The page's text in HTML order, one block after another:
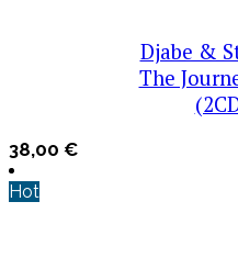
Djabe &
The
38,00 €
Hot